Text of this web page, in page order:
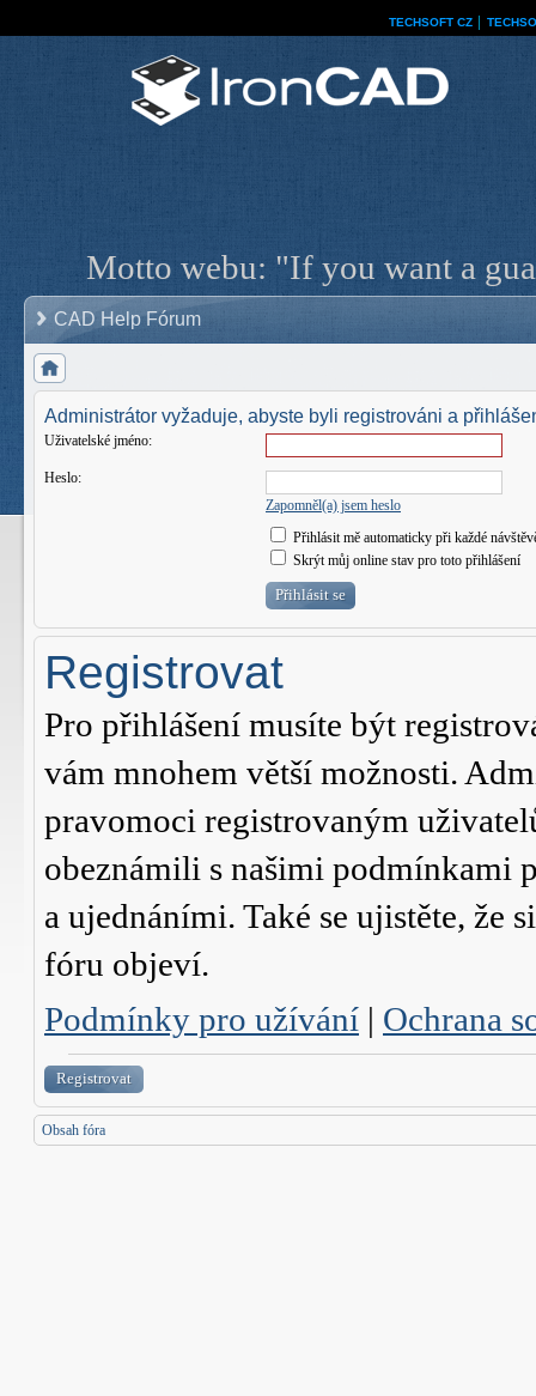
TECHSOFT CZ
Motto webu: "If you want a
CAD Help Fórum
Administrátor vyžaduje, abyste byli registrováni a
Uživatelské jméno:
Heslo:
Zapomněl(a) jsem heslo
Přihlásit mě automaticky při každé
Skrýt můj online stav pro toto přihlášení
Registrovat
Pro přihlášení musíte být
vám mnohem větší možnosti.
pravomoci registrovaným
obeznámili s našimi podmínkami
a ujednáními. Také se ujistěte, že
fóru objeví.
Podmínky pro užívání | Ochrana
Registrovat
Obsah fóra